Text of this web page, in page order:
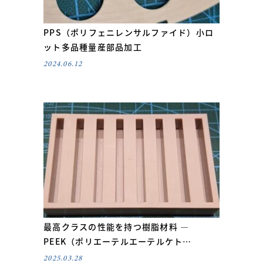
PPS（ポリフェニレンサルファイド）小ロ
ット多品種量産部品加工
2024.06.12
最高クラスの性能を持つ樹脂材料 ―
PEEK（ポリエーテルエーテルケト…
2025.03.28